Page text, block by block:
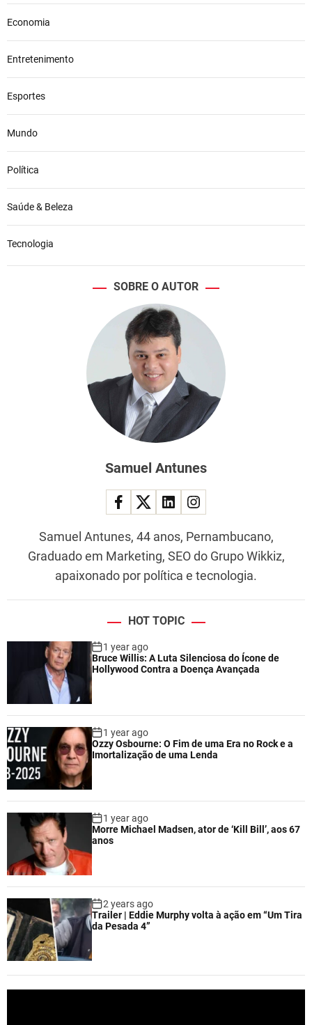
Economia
Entretenimento
Esportes
Mundo
Política
Saúde & Beleza
Tecnologia
SOBRE O AUTOR
Samuel Antunes
Samuel Antunes, 44 anos, Pernambucano,
Graduado em Marketing, SEO do Grupo Wikkiz,
apaixonado por política e tecnologia.
HOT TOPIC
1 year ago
Bruce Willis: A Luta Silenciosa do Ícone de
Hollywood Contra a Doença Avançada
1 year ago
Ozzy Osbourne: O Fim de uma Era no Rock e a
Imortalização de uma Lenda
1 year ago
Morre Michael Madsen, ator de ‘Kill Bill’, aos 67
anos
2 years ago
Trailer | Eddie Murphy volta à ação em “Um Tira
da Pesada 4”